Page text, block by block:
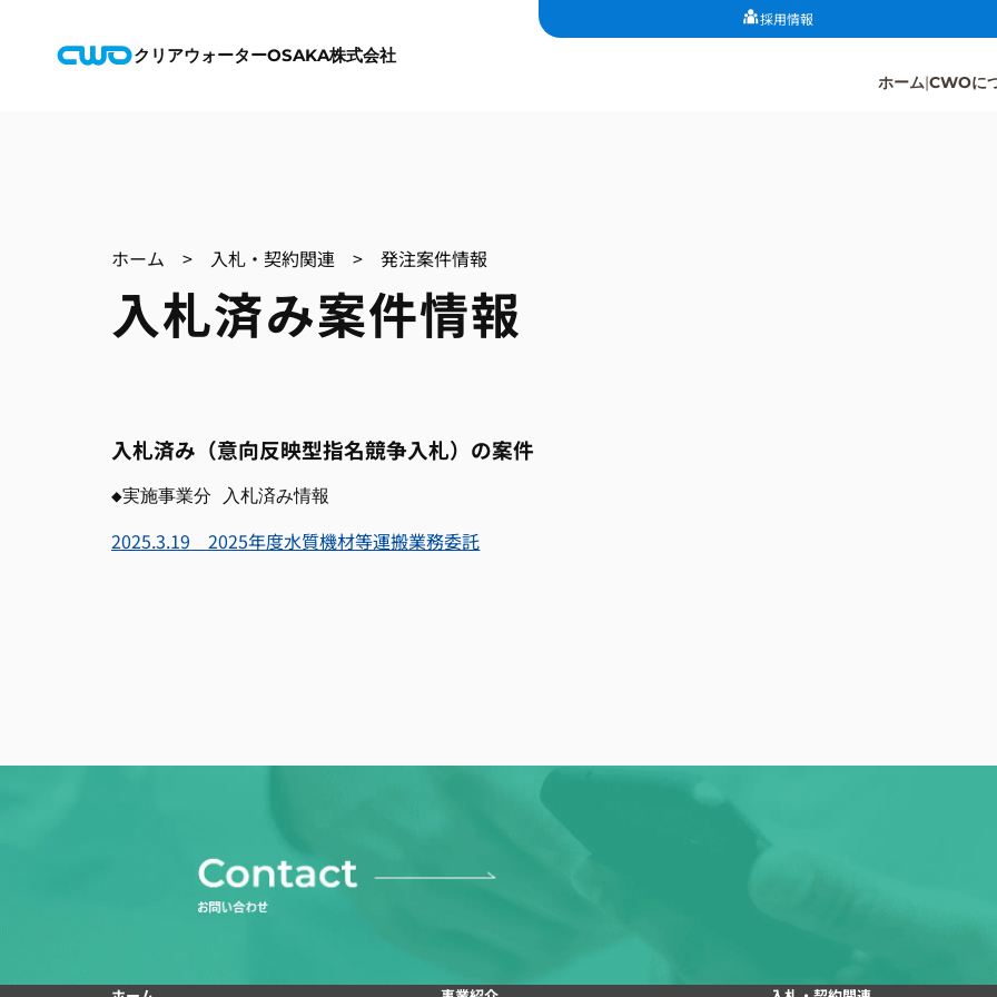
クリアウォーターOSAKA株式会社
ホーム CWOに
採用情報
ホーム > 入札・契約関連 >発注案件情報
入札済み案件情報
入札済み（意向反映型指名競争入札）の案件
◆実施事業分 入札済み情報
2025.3.19 2025年度水質機材等運搬業務委託